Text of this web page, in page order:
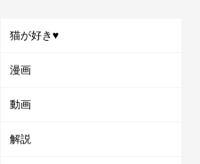
猫が好き♥
漫画
動画
解説